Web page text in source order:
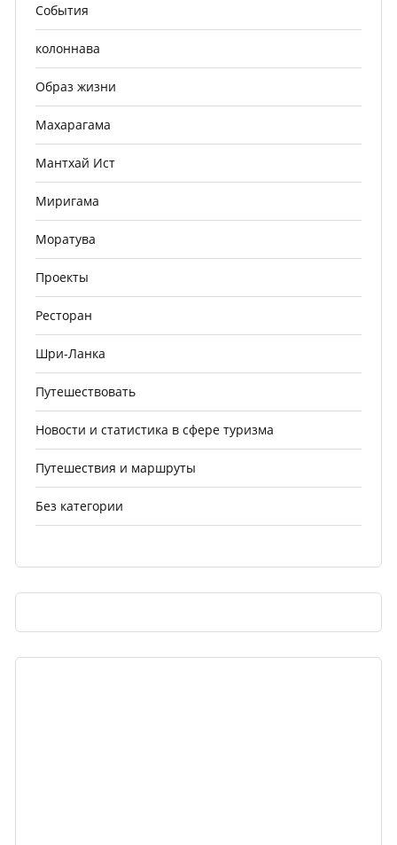
События
колоннава
Образ жизни
Махарагама
Мантхай Ист
Миригама
Моратува
Проекты
Ресторан
Шри-Ланка
Путешествовать
Новости и статистика в сфере туризма
Путешествия и маршруты
Без категории